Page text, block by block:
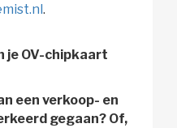
.
je OV-chipkaart
een verkoop- en
gegaan? Of,